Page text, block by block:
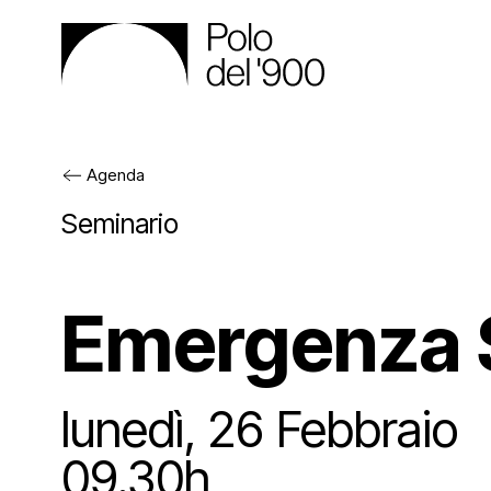
Gli
Gli
Attività
Agenda
Seminario
Emergenza
lunedì, 26 Febbraio
09.30h